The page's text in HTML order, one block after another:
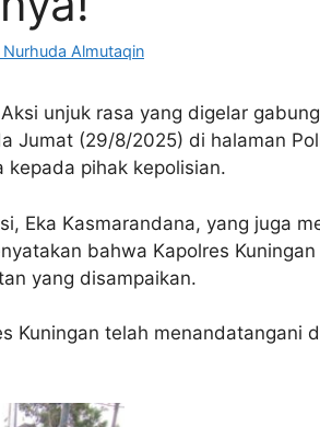
Nurhuda Almutaqin
unjuk rasa yang digelar
Jumat (29/8/2025) di halaman
pihak kepolisian.
Eka Kasmarandana, yang juga
bahwa Kapolres
yang disampaikan.
Kuningan telah menandatangani